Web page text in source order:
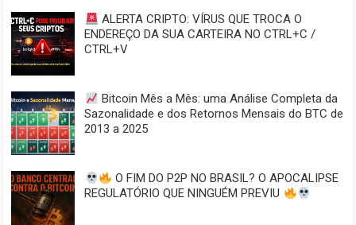
ALERTA CRIPTO: VÍRUS QUE TROCA O
ENDEREÇO DA SUA CARTEIRA NO CTRL+C /
CTRL+V
Bitcoin Mês a Mês: uma Análise Completa da
Sazonalidade e dos Retornos Mensais do BTC de
2013 a 2025
O FIM DO P2P NO BRASIL? O APOCALIPSE
REGULATÓRIO QUE NINGUÉM PREVIU